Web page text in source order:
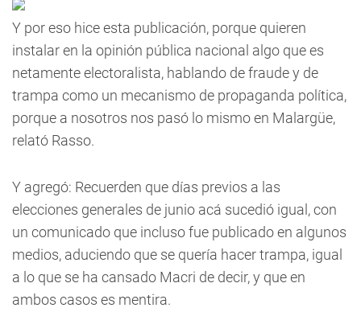
Y por eso hice esta publicación, porque quieren
instalar en la opinión pública nacional algo que es
netamente electoralista, hablando de fraude y de
trampa como un mecanismo de propaganda política,
porque a nosotros nos pasó lo mismo en Malargüe,
relató Rasso.
Y agregó: Recuerden que días previos a las
elecciones generales de junio acá sucedió igual, con
un comunicado que incluso fue publicado en algunos
medios, aduciendo que se quería hacer trampa, igual
a lo que se ha cansado Macri de decir, y que en
ambos casos es mentira.